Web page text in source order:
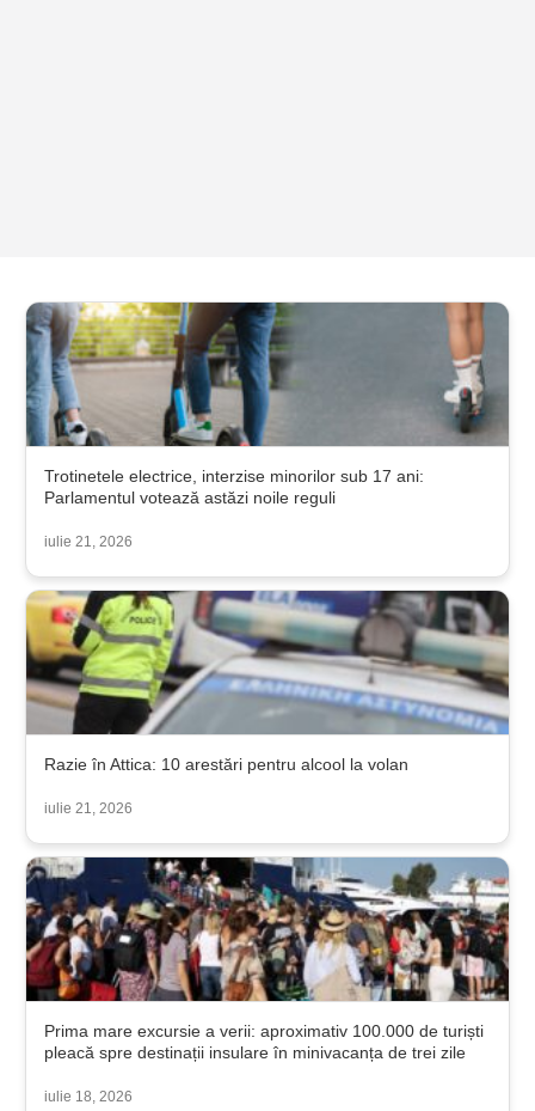
Trotinetele electrice, interzise minorilor sub 17 ani:
Parlamentul votează astăzi noile reguli
iulie 21, 2026
Razie în Attica: 10 arestări pentru alcool la volan
iulie 21, 2026
Prima mare excursie a verii: aproximativ 100.000 de turiști
pleacă spre destinații insulare în minivacanța de trei zile
iulie 18, 2026